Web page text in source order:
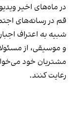
در ماه‌های اخیر
قم در رسانه‌های
شبیه به اعتراف
و موسیقی، از
مشتریان خود
رعایت کنند.